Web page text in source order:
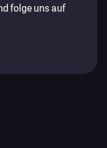
folge uns auf